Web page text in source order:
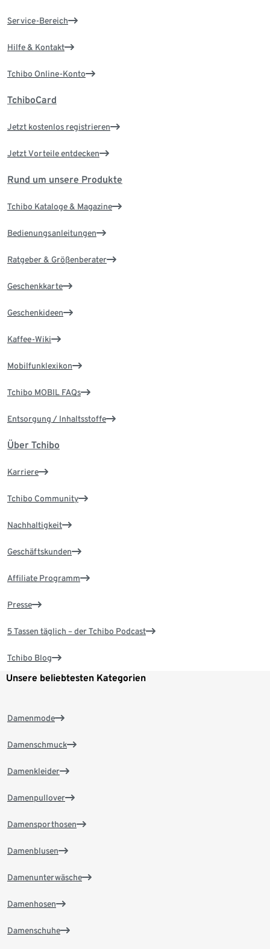
Service-Bereich
Hilfe & Kontakt
Tchibo Online-Konto
TchiboCard
Jetzt kostenlos registrieren
Jetzt Vorteile entdecken
Rund um unsere Produkte
Tchibo Kataloge & Magazine
Bedienungsanleitungen
Ratgeber & Größenberater
Geschenkkarte
Geschenkideen
Kaffee-Wiki
Mobilfunklexikon
Tchibo MOBIL FAQs
Entsorgung / Inhaltsstoffe
Über Tchibo
Karriere
Tchibo Community
Nachhaltigkeit
Geschäftskunden
Affiliate Programm
Presse
5 Tassen täglich – der Tchibo Podcast
Tchibo Blog
Unsere beliebtesten Kategorien
Damenmode
Damenschmuck
Damenkleider
Damenpullover
Damensporthosen
Damenblusen
Damenunterwäsche
Damenhosen
Damenschuhe